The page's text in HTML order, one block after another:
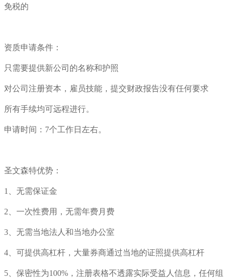
免税的
资质申请条件：
只需要提供新公司的名称和护照
对公司注册资本，雇员技能，提交财政报告没有任何要求
所有手续均可远程进行。
申请时间：7个工作日左右。
圣文森特优势：
1、无需保证金
2、一次性费用，无需年费月费
3、无需当地法人和当地办公室
4、可提供高杠杆，大量券商通过当地的证照提供高杠杆
5、保密性为100%，注册表格不透露实际受益人信息，任何组